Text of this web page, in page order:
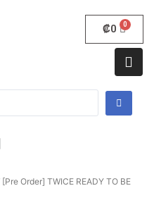
₡0
[Pre Order] TWICE READY TO BE